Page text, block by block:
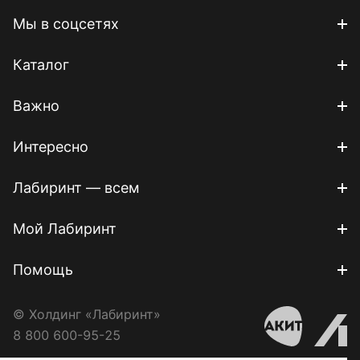
Мы в соцсетях
Каталог
Важно
Интересно
Лабиринт — всем
Мой Лабиринт
Помощь
© Холдинг «Лабиринт»
8 800 600-95-25